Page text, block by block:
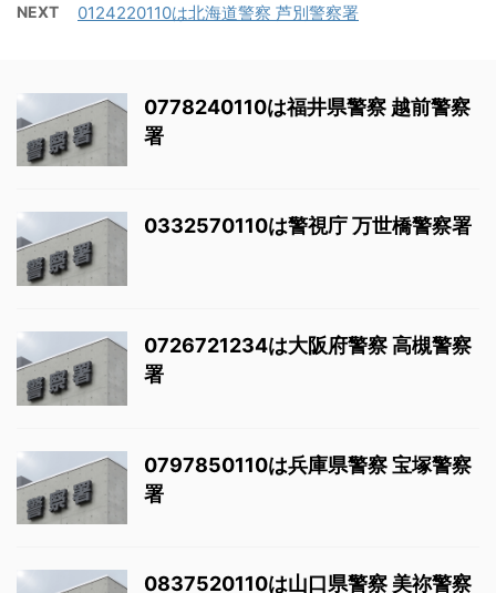
NEXT 0124220110は北海道警察 芦別警察署
0778240110は福井県警察 越前警察
署
0332570110は警視庁 万世橋警察署
0726721234は大阪府警察 高槻警察
署
0797850110は兵庫県警察 宝塚警察
署
0837520110は山口県警察 美祢警察